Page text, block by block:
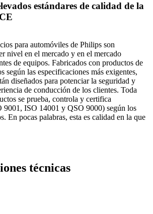
estándares de calidad de la
para automóviles de Philips son
nivel en el mercado y en el mercado
de equipos. Fabricados con productos de
según las especificaciones más exigentes,
diseñados para potenciar la seguridad y
de conducción de los clientes. Toda
se prueba, controla y certifica
9001, ISO 14001 y QSO 9000) según los
En pocas palabras, esta es calidad en la que
técnicas